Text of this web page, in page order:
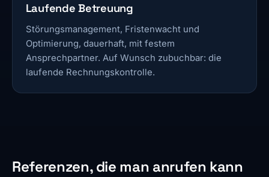
Laufende Betreuung
Störungsmanagement, Fristenwacht und
Optimierung, dauerhaft, mit festem
Ansprechpartner. Auf Wunsch zubuchbar: die
laufende Rechnungskontrolle.
Referenzen, die man anrufen kann